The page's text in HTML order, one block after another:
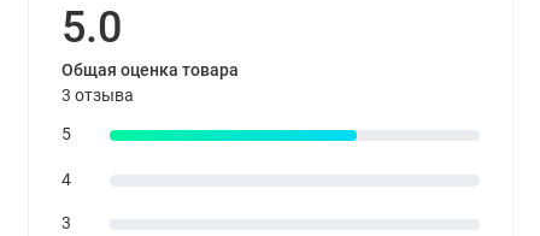
5.0
Общая оценка товара
3 отзыва
5
4
3